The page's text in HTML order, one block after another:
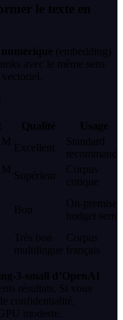
le texte en
(embedding)
avec le même sens
Qualité
Usage
Excellent
Standard
recommandé
Supérieur
Corpus
critique
Bon
On-premise,
budget serré
Très bon
multilingue
Corpus
français
3-small d’OpenAI
résultats. Si vous
confidentialité,
modeste.